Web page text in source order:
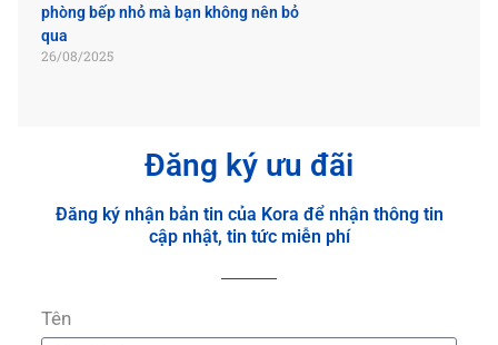
phòng bếp nhỏ mà bạn không nên bỏ
qua
26/08/2025
Đăng ký ưu đãi
Đăng ký nhận bản tin của Kora để nhận thông tin
cập nhật, tin tức miễn phí
Tên